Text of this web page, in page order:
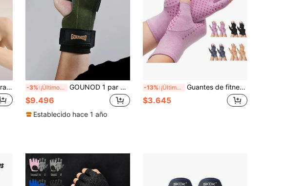
1 par de guantes de fitness transpirables unisex, adecuados para baloncesto, mancuernas, entrenamiento de levantamiento de pesas, barra de dominadas, ciclismo, guantes deportivos antideslizantes de media dedos para mujeres, accesorios de gimnasio, entrenamiento, fitness, ejercicio en casa -3% ¡Últimos 2 días GOUNOD 1 par de muñequeras de estilo ligero y de múltiples colores para protección de la palma de la mano, ideales para gimnasio, levantamiento de pesas y fitness
$9.496
Establecido hace 1 año
-13% ¡Últimos 2 días Guantes de fitness unisex de media-dedo, guantes de ciclismo antideslizantes y transpirables, guantes de levantamiento de pesas ultra-ligeros, guantes deportivos con protección de palma amortiguadora, guantes de fitness de palma completa, adecuados para entrenamiento, deportes, gimnasio, ciclismo y otras ocasiones
$3.645